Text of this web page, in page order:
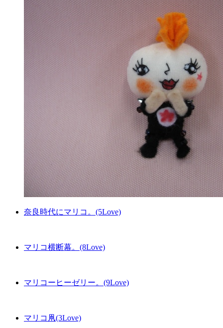
奈良時代にマリコ。(5Love)
マリコ横断幕。(8Love)
マリコーヒーゼリー。(9Love)
マリコ凧(3Love)